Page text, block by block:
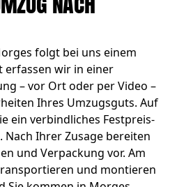
folgt bei uns einem
erfassen wir in einer
– vor Ort oder per Video –
Ihres Umzugsguts. Auf
ein verbindliches Festpreis-
Nach Ihrer Zusage bereiten
und Verpackung vor. Am
und montieren